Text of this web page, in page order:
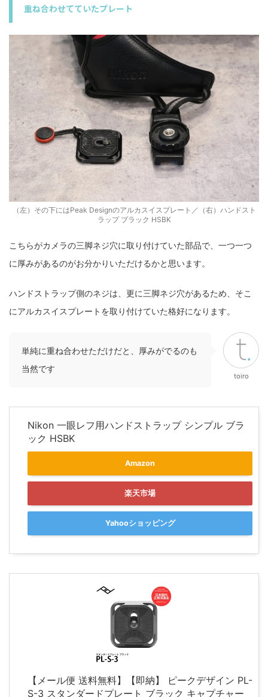
重ね合わせてていたプレート
（左）その下にはPeak Designのアルカスイスプレート／（右）ハンドスト
ラップ ブラック HSBK
こちらがカメラの三脚ネジ穴に取り付けていた部品で、一つ一つ
に厚みがあるのがお分かりいただけるかと思います。
ハンドストラップ側のネジは、更に三脚ネジ穴があるため、そこ
にアルカスイスプレートを取り付けていた格好になります。
単純に重ね合わせただけだと、厚みがでるのも
当然です
toiro
Nikon 一眼レフ用ハンドストラップ シンプル ブラ
ック HSBK
Amazon
楽天市場
Yahooショッピング
【メール便 送料無料】【即納】 ピークデザイン PL-
S-3 スタンダードプレート ブラック キャプチャー